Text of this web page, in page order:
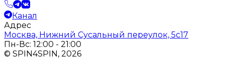
Канал
Адрес
Москва, Нижний Сусальный переулок, 5с17
Пн-Вс: 12:00 - 21:00
© SPIN4SPIN, 2026